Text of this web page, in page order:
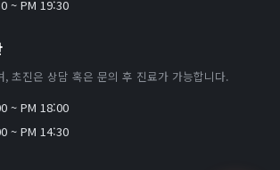
~ PM 19:30
, 초진은 상담 혹은 문의 후 진료가 가능합니다.
~ PM 18:00
~ PM 14:30